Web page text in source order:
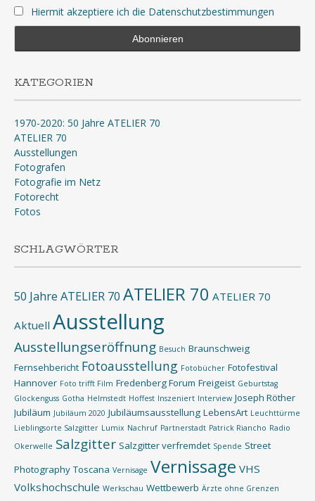
Hiermit akzeptiere ich die Datenschutzbestimmungen
KATEGORIEN
1970-2020: 50 Jahre ATELIER 70
ATELIER 70
Ausstellungen
Fotografen
Fotografie im Netz
Fotorecht
Fotos
SCHLAGWÖRTER
50 Jahre ATELIER 70 ATELIER 70 ATELIER 70
Aktuell Ausstellung
Ausstellungseröffnung Besuch Braunschweig
Fernsehbericht Fotoausstellung Fotobücher Fotofestival
Hannover Foto trifft Film Fredenberg Forum Freigeist Geburtstag
Glockenguss Gotha Helmstedt Hoffest Inszeniert Interview Joseph Röther
Jubiläum Jubiläum 2020 Jubiläumsausstellung LebensArt Leuchttürme
Lieblingsorte Salzgitter Lumix Nachruf Partnerstadt Patrick Riancho Radio
Okerwelle Salzgitter Salzgitter verfremdet Spende Street
Photography Toscana Vernisage Vernissage VHS
Volkshochschule Werkschau Wettbewerb Ärzte ohne Grenzen